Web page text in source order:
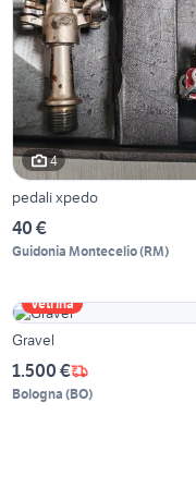
4
pedali xpedo
40 €
Guidonia Montecelio(RM)
Vetrina
Gravel
1.500 €
Bologna (BO)